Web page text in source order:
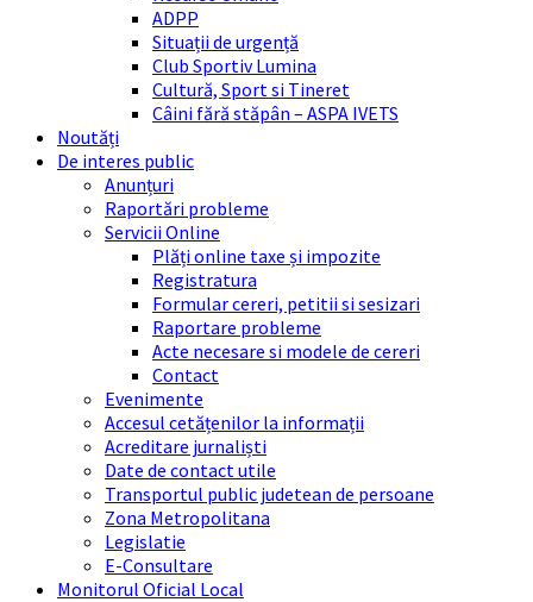
ADPP
Situații de urgență
Club Sportiv Lumina
Cultură, Sport si Tineret
Câini fără stăpân – ASPA IVETS
Noutăți
De interes public
Anunțuri
Raportări probleme
Servicii Online
Plăți online taxe și impozite
Registratura
Formular cereri, petitii si sesizari
Raportare probleme
Acte necesare si modele de cereri
Contact
Evenimente
Accesul cetățenilor la informații
Acreditare jurnaliști
Date de contact utile
Transportul public judetean de persoane
Zona Metropolitana
Legislatie
E-Consultare
Monitorul Oficial Local